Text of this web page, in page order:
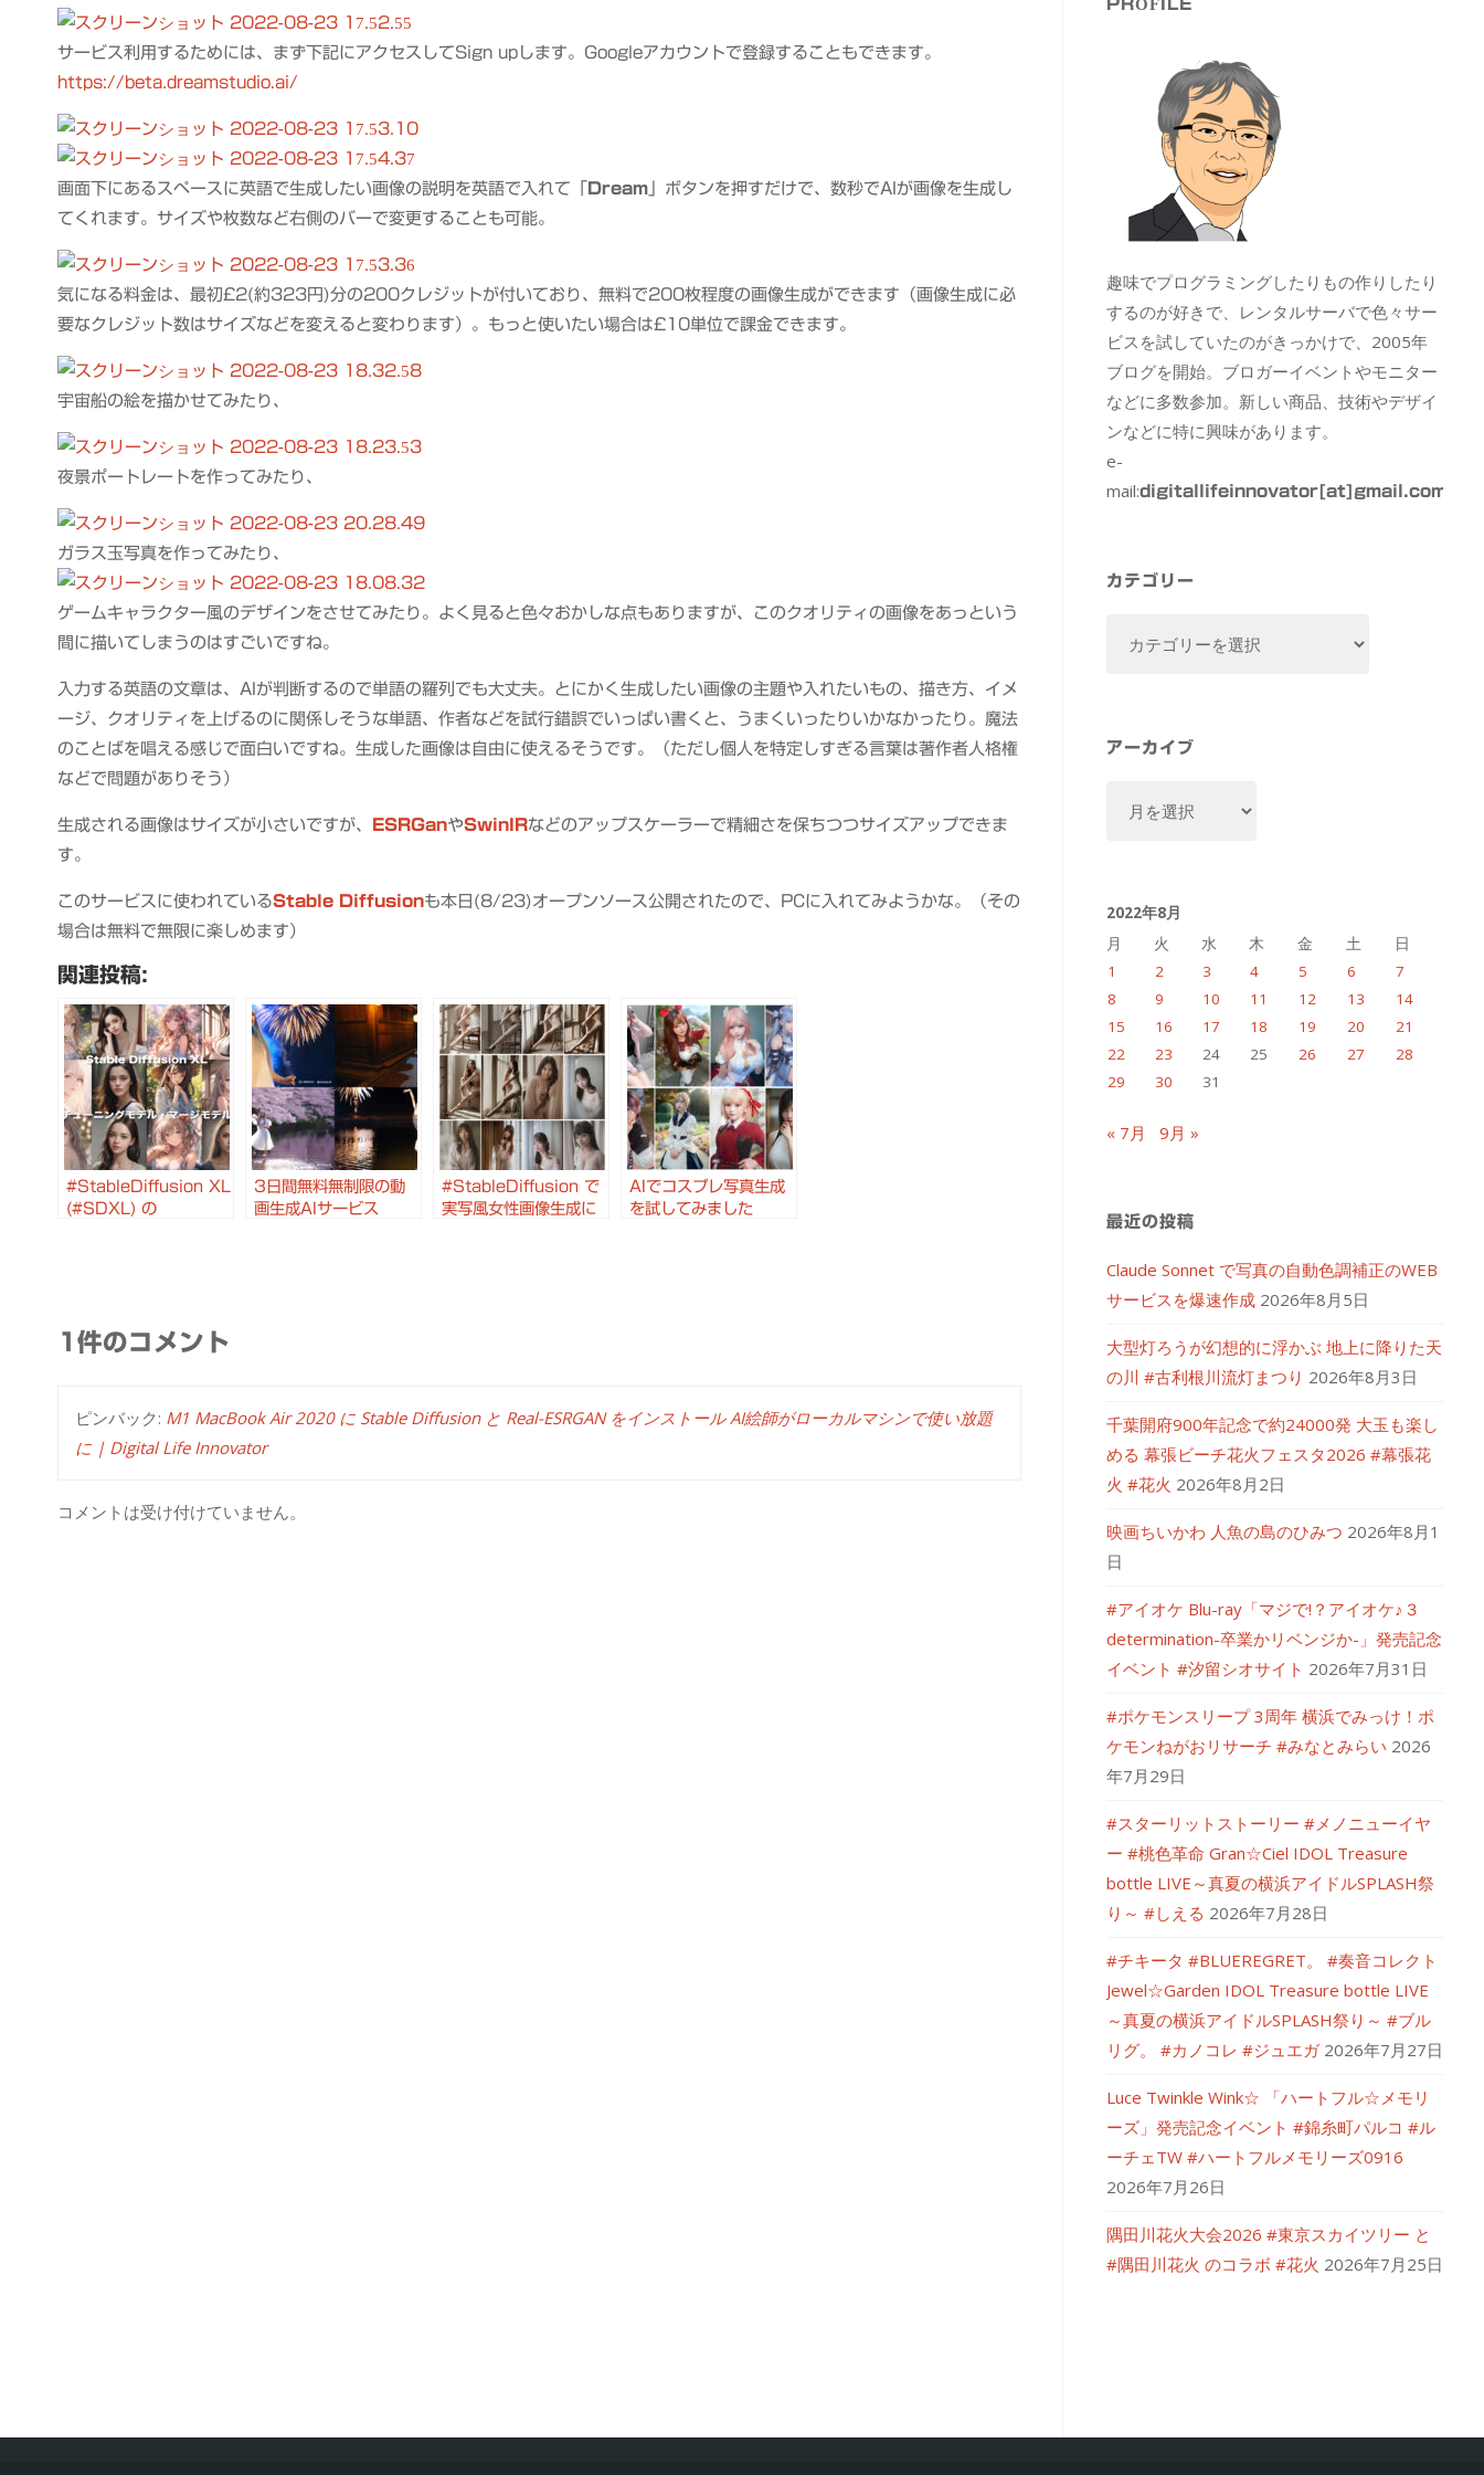
サービス利用するためには、まず下記にアクセスしてSign upします。Googleアカウントで登録することもできます。
https://beta.dreamstudio.ai/
画面下にあるスペースに英語で生成したい画像の説明を英語で入れて「 Dream 」ボタンを押すだけで、数秒でAIが画像を生成し
てくれます。サイズや枚数など右側のバーで変更することも可能。
気になる料金は、最初£2(約323円)分の200クレジットが付いており、無料で200枚程度の画像生成ができます（画像生成に必
要なクレジット数はサイズなどを変えると変わります）。もっと使いたい場合は£10単位で課金できます。
宇宙船の絵を描かせてみたり、
夜景ポートレートを作ってみたり、
ガラス玉写真を作ってみたり、
ゲームキャラクター風のデザインをさせてみたり。よく見ると色々おかしな点もありますが、このクオリティの画像をあっという
間に描いてしまうのはすごいですね。
入力する英語の文章は、AIが判断するので単語の羅列でも大丈夫。とにかく生成したい画像の主題や入れたいもの、描き方、イメ
ージ、クオリティを上げるのに関係しそうな単語、作者などを試行錯誤でいっぱい書くと、うまくいったりいかなかったり。魔法
のことばを唱える感じで面白いですね。生成した画像は自由に使えるそうです。（ただし個人を特定しすぎる言葉は著作者人格権
などで問題がありそう）
生成される画像はサイズが小さいですが、 ESRGanやSwinIRなどのアップスケーラーで精細さを保ちつつサイズアップできま
す。
このサービスに使われているStable Diffusionも本日(8/23)オープンソース公開されたので、PCに入れてみようかな。（その
場合は無料で無限に楽しめます）
関連投稿:
#StableDiffusion XL
(#SDXL) の
3日間無料無制限の動
画生成AIサービス
#StableDiffusion で
実写風女性画像生成に
AIでコスプレ写真生成
を試してみました
1件のコメント
ピンバック: M1 MacBook Air 2020 に Stable Diffusion と Real-ESRGAN をインストール AI絵師がローカルマシンで使い放題
に | Digital Life Innovator
コメントは受け付けていません。
PROFILE
趣味でプログラミングしたりもの作りしたり
するのが好きで、レンタルサーバで色々サー
ビスを試していたのがきっかけで、2005年
ブログを開始。ブロガーイベントやモニター
などに多数参加。新しい商品、技術やデザイ
ンなどに特に興味があります。
e-
mail:digitallifeinnovator[at]gmail.com
カテゴリー
ー
アーカイブ
ブ
2022年8月
月
火 水 木 金 土
日
1
2 3 4 5 6
7
8
9 10 11 12 13
14
15
16 17 18 19 20
21
22
23 24 25 26 27
28
29
30 31
« 7月 9月 »
最近の投稿
Claude Sonnet で写真の自動色調補正のWEB
サービスを爆速作成 2026年8月5日
大型灯ろうが幻想的に浮かぶ 地上に降りた天
の川 #古利根川流灯まつり 2026年8月3日
千葉開府900年記念で約24000発 大玉も楽し
める 幕張ビーチ花火フェスタ2026 #幕張花
火 #花火 2026年8月2日
映画ちいかわ 人魚の島のひみつ 2026年8月1
日
#アイオケ Blu-ray「マジで!？アイオケ♪３
determination-卒業かリベンジか-」発売記念
イベント #汐留シオサイト 2026年7月31日
#ポケモンスリープ 3周年 横浜でみっけ！ポ
ケモンねがおリサーチ #みなとみらい 2026
年7月29日
#スターリットストーリー #メノニューイヤ
ー #桃色革命 Gran☆Ciel IDOL Treasure
bottle LIVE～真夏の横浜アイドルSPLASH祭
り～ #しえる 2026年7月28日
#チキータ #BLUEREGRET。 #奏音コレクト
Jewel☆Garden IDOL Treasure bottle LIVE
～真夏の横浜アイドルSPLASH祭り～ #ブル
リグ。 #カノコレ #ジュエガ 2026年7月27日
Luce Twinkle Wink☆ 「ハートフル☆メモリ
ーズ」発売記念イベント #錦糸町パルコ #ル
ーチェTW #ハートフルメモリーズ0916
2026年7月26日
隅田川花火大会2026 #東京スカイツリー と
#隅田川花火 のコラボ #花火 2026年7月25日